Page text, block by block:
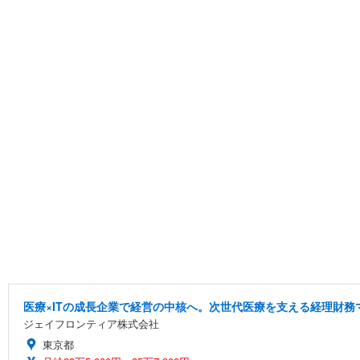
医療×ITの成長企業で経営の中核へ。次世代医療を支える経理財務
ジェイフロンティア株式会社
東京都